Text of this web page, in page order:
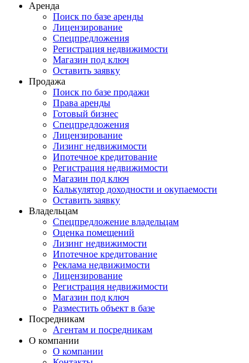
Аренда
Поиск по базе аренды
Лицензирование
Спецпредложения
Регистрация недвижимости
Магазин под ключ
Оставить заявку
Продажа
Поиск по базе продажи
Права аренды
Готовый бизнес
Спецпредложения
Лицензирование
Лизинг недвижимости
Ипотечное кредитование
Регистрация недвижимости
Магазин под ключ
Калькулятор доходности и окупаемости
Оставить заявку
Владельцам
Спецпредложение владельцам
Оценка помещений
Лизинг недвижимости
Ипотечное кредитование
Реклама недвижимости
Лицензирование
Регистрация недвижимости
Магазин под ключ
Разместить объект в базе
Посредникам
Агентам и посредникам
О компании
О компании